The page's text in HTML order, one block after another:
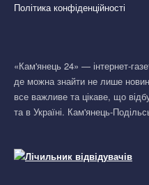
Політика конфіденційності
«Кам'янець 24» — інтернет-
де можна знайти не лише
все важливе та цікаве, що
та в Україні. Кам'янець-